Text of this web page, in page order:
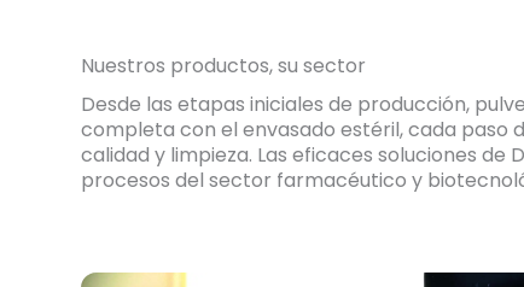
Nuestros productos, su sector
Desde las etapas iniciales de producción,
completa con el envasado estéril, cada paso
calidad y limpieza. Las eficaces soluciones
procesos del sector farmacéutico y